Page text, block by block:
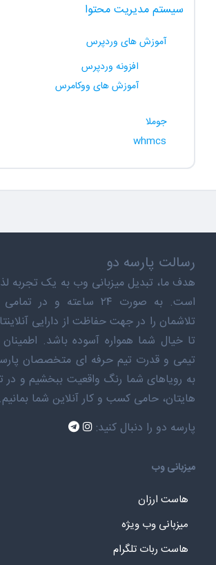
سیستم مدیریت محتوا
آموزش های وردپرس
افزونه وردپرس
آموزش های ووکامرس
جوملا
whmcs
رسالت پارسه دو
هدف ما، تبدیل میزبانی وب به یک تجربه
است. به صورت ۲۴ ساعته و
تلاشمان را در جهت حفاظت از دارایی
تا خیال شما همواره آسوده باشد. اطمینان
تیمی و قدرت تیم حرفه ای متخصصان
به رویاهای شما رنگ واقعیت ببخشیم و در
هایتان، حامی کسب و کار آنلاین شما بمانیم.
پارسه دو را دنبال کنید:
میزبانی وب
هاست ارزان
میزبانی وب ویژه
هاست ربات تلگرام